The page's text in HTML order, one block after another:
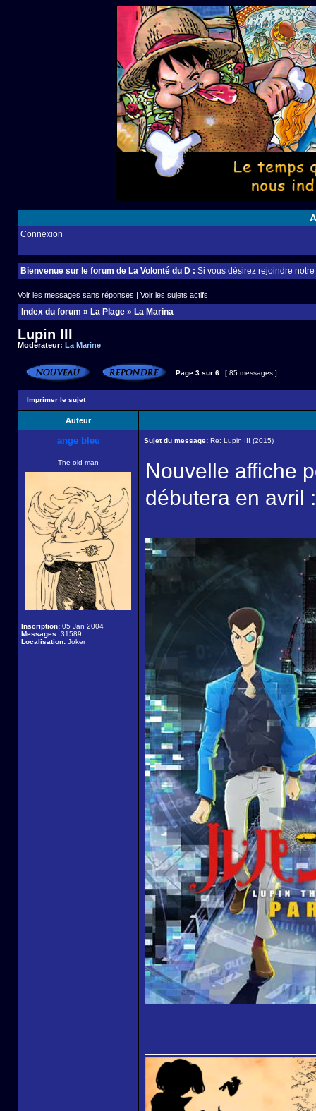
Connexion
Bienvenue sur le forum de La Volonté du D : Si vous désirez rejoindre
Voir les messages sans réponses | Voir les sujets actifs
Index du forum » La Plage » La Marina
Lupin III
Modérateur: La Marine
Page 3 sur 6 [ 85 messages ]
Imprimer le sujet
Auteur
ange bleu Sujet du message: Re: Lupin III (2015)
The old man
Inscription: 05 Jan 2004
Messages: 31589
Localisation: Joker
Nouvelle affiche
débutera en avril :